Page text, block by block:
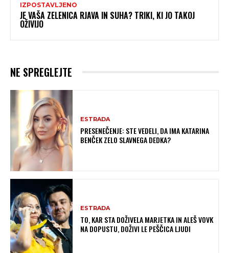
IZPOSTAVLJENO
JE VAŠA ZELENICA RJAVA IN SUHA? TRIKI, KI JO TAKOJ
OŽIVIJO
NE SPREGLEJTE
ESTRADA
PRESENEČENJE: STE VEDELI, DA IMA KATARINA
BENČEK ZELO SLAVNEGA DEDKA?
ESTRADA
TO, KAR STA DOŽIVELA MARJETKA IN ALEŠ VOVK
NA DOPUSTU, DOŽIVI LE PEŠČICA LJUDI